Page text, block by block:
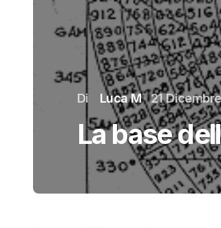
Di Luca M 21
La base